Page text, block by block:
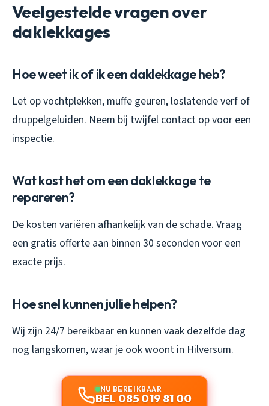
Veelgestelde vragen over
daklekkages
Hoe weet ik of ik een daklekkage heb?
Let op vochtplekken, muffe geuren, loslatende verf of
druppelgeluiden. Neem bij twijfel contact op voor een
inspectie.
Wat kost het om een daklekkage te
repareren?
De kosten variëren afhankelijk van de schade. Vraag
een gratis offerte aan binnen 30 seconden voor een
exacte prijs.
Hoe snel kunnen jullie helpen?
Wij zijn 24/7 bereikbaar en kunnen vaak dezelfde dag
nog langskomen, waar je ook woont in Hilversum.
NU BEREIKBAAR
BEL 085 019 81 00